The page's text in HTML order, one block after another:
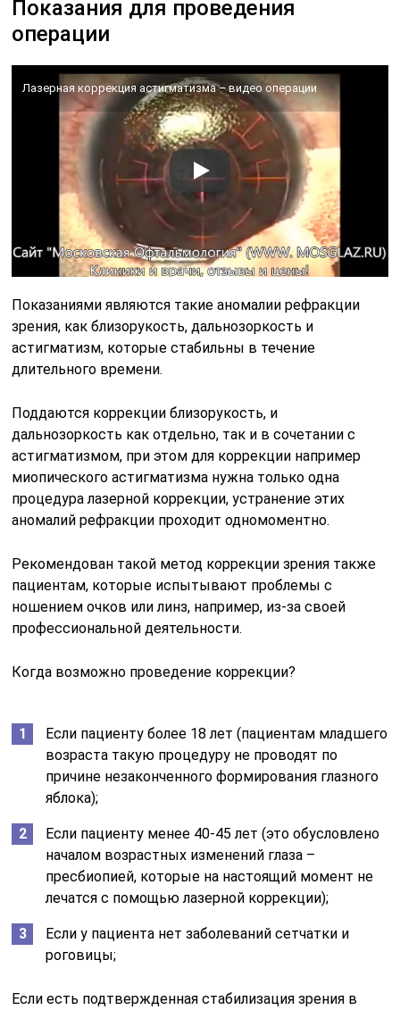
Показания для проведения
операции
Лазерная коррекция астигматизма – видео операции
Показаниями являются такие аномалии рефракции
зрения, как близорукость, дальнозоркость и
астигматизм, которые стабильны в течение
длительного времени.
Поддаются коррекции близорукость, и
дальнозоркость как отдельно, так и в сочетании с
астигматизмом, при этом для коррекции например
миопического астигматизма нужна только одна
процедура лазерной коррекции, устранение этих
аномалий рефракции проходит одномоментно.
Рекомендован такой метод коррекции зрения также
пациентам, которые испытывают проблемы с
ношением очков или линз, например, из-за своей
профессиональной деятельности.
Когда возможно проведение коррекции?
Если пациенту более 18 лет (пациентам младшего
возраста такую процедуру не проводят по
причине незаконченного формирования глазного
яблока);
Если пациенту менее 40-45 лет (это обусловлено
началом возрастных изменений глаза –
пресбиопией, которые на настоящий момент не
лечатся с помощью лазерной коррекции);
Если у пациента нет заболеваний сетчатки и
роговицы;
Если есть подтвержденная стабилизация зрения в